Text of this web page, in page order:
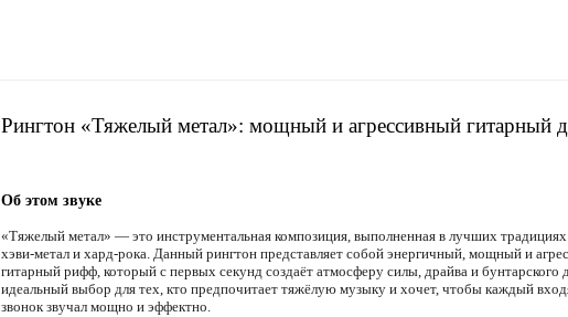
Рингтон «Тяжелый метал»: мощный и агрессивный гитарный
Об этом звуке
«Тяжелый метал» — это инструментальная композиция, выполненная в лучших
хэви-метал и хард-рока. Данный рингтон представляет собой энергичный, мощный и
гитарный рифф, который с первых секунд создаёт атмосферу силы, драйва и бунтарского
идеальный выбор для тех, кто предпочитает тяжёлую музыку и хочет, чтобы каждый
звонок звучал мощно и эффектно.